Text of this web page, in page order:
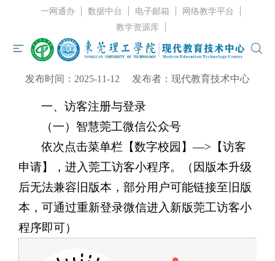
一网通办 数据中台 电子邮箱
网络教学平台
教学资源库
首页
中心概况
中心资讯
党建工作
规章制度
联系我们
服务指南 >业务办理
莞工访客小程序操作指引——访客端
发布时间：2025-11-12 发布者：现代教育技术中心
一、访客注册与登录
（一）智慧莞工微信公众号
依次点击菜单栏【数字校园 】—>【访客
申请】，进入莞工访客小程序。（因版本升级
后无法兼容旧版本，部分用户可能链接至旧版
本， 可通过重新登录微信进入新版莞工访客小
程序即可）